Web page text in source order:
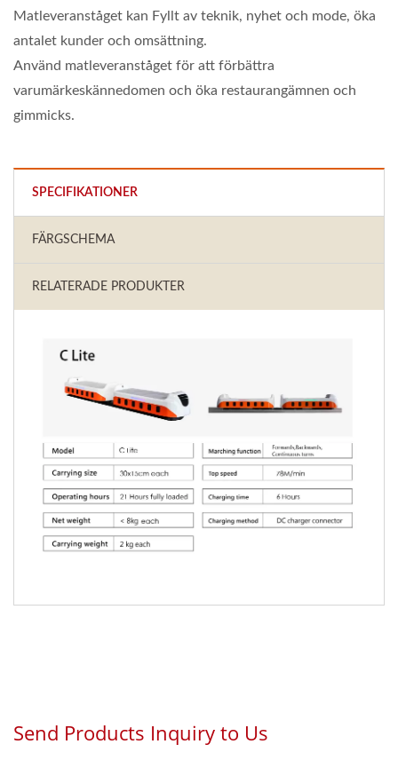
Matleveranståget kan Fyllt av teknik, nyhet och mode, öka
antalet kunder och omsättning.
Använd matleveranståget för att förbättra
varumärkeskännedomen och öka restaurangämnen och
gimmicks.
SPECIFIKATIONER
FÄRGSCHEMA
RELATERADE PRODUKTER